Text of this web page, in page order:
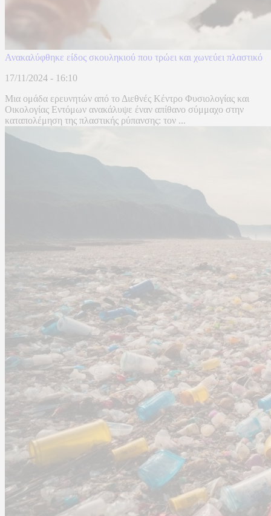
Ανακαλύφθηκε είδος σκουληκιού που τρώει και χωνεύει πλαστικό
17/11/2024 - 16:10
Μια ομάδα ερευνητών από το Διεθνές Κέντρο Φυσιολογίας και
Οικολογίας Εντόμων ανακάλυψε έναν απίθανο σύμμαχο στην
καταπολέμηση της πλαστικής ρύπανσης: τον ...